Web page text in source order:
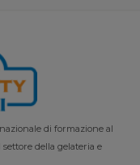
di formazione al
della gelateria e